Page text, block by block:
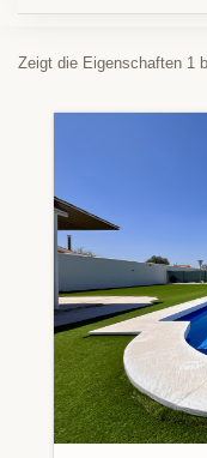
Zeigt die Eigenschaften 1